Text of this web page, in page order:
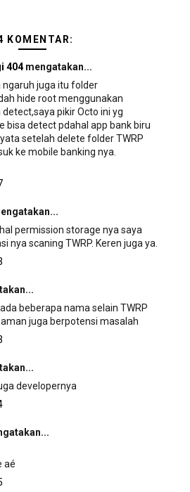
KOMENTAR:
404mengatakan...
ngaruh juga itu folder
hide root menggunakan
pikir Octo ini yg
bisa detect pdahal app bank biru
setelah delete folder TWRP
ke mobile banking nya.
permission storage nya saya
nya scaning TWRP. Keren juga ya.
beberapa nama selain TWRP
juga berpotensi masalah
developernya
aé